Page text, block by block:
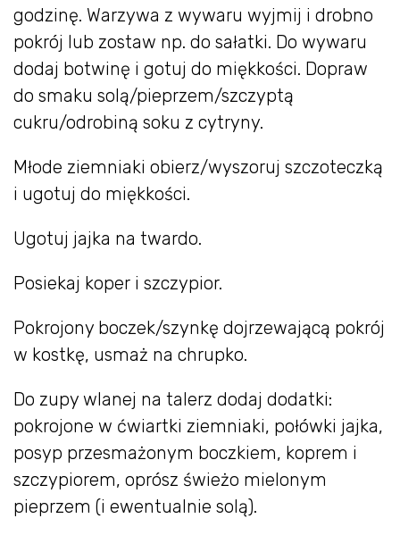
godzinę. Warzywa z wywaru wyjmij i drobno
pokrój lub zostaw np. do sałatki. Do wywaru
dodaj botwinę i gotuj do miękkości. Dopraw
do smaku solą/pieprzem/szczyptą
cukru/odrobiną soku z cytryny.
Młode ziemniaki obierz/wyszoruj szczoteczką
i ugotuj do miękkości.
Ugotuj jajka na twardo.
Posiekaj koper i szczypior.
Pokrojony boczek/szynkę dojrzewającą pokrój
w kostkę, usmaż na chrupko.
Do zupy wlanej na talerz dodaj dodatki:
pokrojone w ćwiartki ziemniaki, połówki jajka,
posyp przesmażonym boczkiem, koprem i
szczypiorem, oprósz świeżo mielonym
pieprzem (i ewentualnie solą).